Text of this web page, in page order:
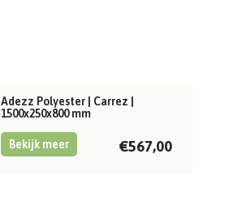
Adezz Polyester | Carrez |
1500x250x800 mm
Bekijk meer €567,00